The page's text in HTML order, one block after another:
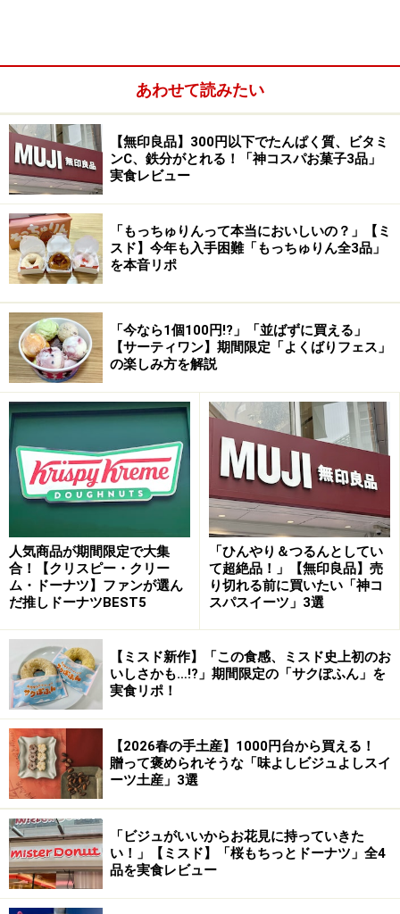
最初に紹介するのは、2026年4月に発売になったばかり
の「凍らせて食べる パイナップル」90g 190円（税
込）。店舗では常温で販売されていますが、自宅で凍ら
せて楽しむフルーツシャーベット風のデザートです。
新発売のパイナップルフレーバーは、ゴールデンパイン
の果汁を使用しており、さっぱりとした味わいが特徴。
パイナップルの甘みとジューシーな味わいを、ひんやりと楽
しめます
ひと口食べるとシャリッとした食感に、パイナップルの
ジューシーな甘みが再現されていて美味！ クセのない味
わいで、暑い日に食べればカラダをおいしく冷やしてく
れそうです。
ワンハンドで食べられる手軽さも魅力で、これからの季
節に冷凍庫に常備させておきたくなる一品です。
2. 「オリジナルブレンド コーヒーミルクプ
リン」250円
「オリジナルブレンド コーヒーミルクプリン」215g
（200ml）250円（税込）
続いて紹介するのは、同じく2026年4月発売の「オリジ
ナルブレンド コーヒーミルクプリン」215g （200ml）
250円（税込）。こちらは、無印良品のオリジナルブレ
あわせて読みたい
【無印良品】300円以下でたんぱく質、ビタミ
ンC、鉄分がとれる！「神コスパお菓子3品」
実食レビュー
「もっちゅりんって本当においしいの？」【ミ
スド】今年も入手困難「もっちゅりん全3品」
を本音リポ
「今なら1個100円!?」「並ばずに買える」
【サーティワン】期間限定「よくばりフェス」
の楽しみ方を解説
人気商品が期間限定で大集
合！【クリスピー・クリー
ム・ドーナツ】ファンが選ん
だ推しドーナツBEST5
「ひんやり＆つるんとしてい
て超絶品！」【無印良品】売
り切れる前に買いたい「神コ
スパスイーツ」3選
【ミスド新作】「この食感、ミスド史上初のお
いしさかも…!?」期間限定の「サクぽふん」を
実食リポ！
【2026春の手土産】1000円台から買える！
贈って褒められそうな「味よしビジュよしスイ
ーツ土産」3選
「ビジュがいいからお花見に持っていきた
い！」【ミスド】「桜もちっとドーナツ」全4
品を実食レビュー